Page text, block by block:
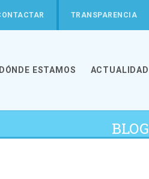
TRANSPARENCIA
DÓNDE ESTAMOS ACTUALIDAD
BLOG